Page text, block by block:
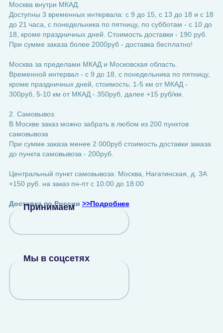
Москва внутри МКАД.
Доступны 3 временных интервала: с 9 до 15, с 13 до 18 и с 18
до 21 часа, с понедельника по пятницу, по субботам - с 10 до
18, кроме праздничных дней. Стоимость доставки - 190 руб.
При сумме заказа более 2000руб - доставка бесплатно!
Москва за пределами МКАД и Московская область.
Временной интервал - с 9 до 18, с понедельника по пятницу,
кроме праздничных дней, стоимость: 1-5 км от МКАД -
300руб, 5-10 км от МКАД - 350руб, далее +15 руб/км.
2. Самовывоз.
В Москве заказ можно забрать в любом из 200 пунктов
самовывоза
При сумме заказа менее 2 000руб стоимость доставки заказа
до пункта самовывоза - 200руб.
Центральный пункт самовывоза: Москва, Нагатинская, д. 3А
+150 руб. на заказ пн-пт с 10:00 до 18:00
Доставка по России >>Подробнее
Принимаем
Мы в соцсетях